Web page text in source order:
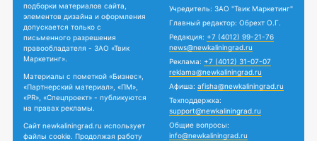
подборки материалов сайта,
элементов дизайна и оформления
допускается только с
письменного разрешения
правообладателя - ЗАО «Твик
Маркетинг».
Материалы с пометкой «Бизнес»,
«Партнерский материал», «ПМ»,
«PR», «Спецпроект» - публикуются
на правах рекламы.
Сайт newkaliningrad.ru использует
файлы cookie. Продолжая работу
Учредитель: ЗАО "Твик Маркетинг"
Главный редактор: Обрехт О.Г.
Редакция: +7 (4012) 99-21-76
news@newkaliningrad.ru
Реклама: +7 (4012) 31-07-07
reklama@newkaliningrad.ru
Афиша: afisha@newkaliningrad.ru
Техподдержка:
support@newkaliningrad.ru
Общие вопросы:
info@newkaliningrad.ru